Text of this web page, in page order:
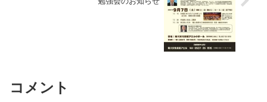
コメント